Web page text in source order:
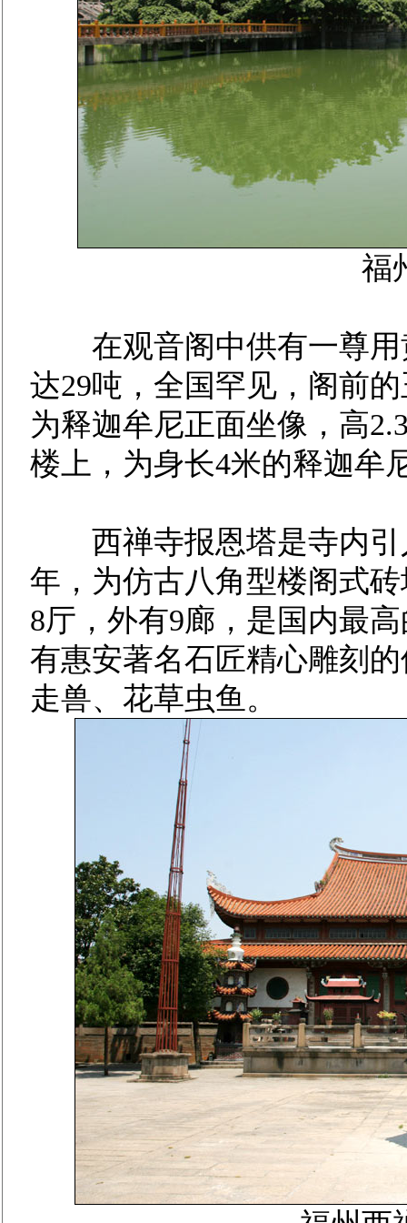
福
在观音阁中供有一尊用
达29吨，全国罕见，阁前
为释迦牟尼正面坐像，高
楼上，为身长4米的释迦牟
西禅寺报恩塔是寺内引
年，为仿古八角型楼阁式
8厅，外有9廊，是国内最
有惠安著名石匠精心雕刻
走兽、花草虫鱼。